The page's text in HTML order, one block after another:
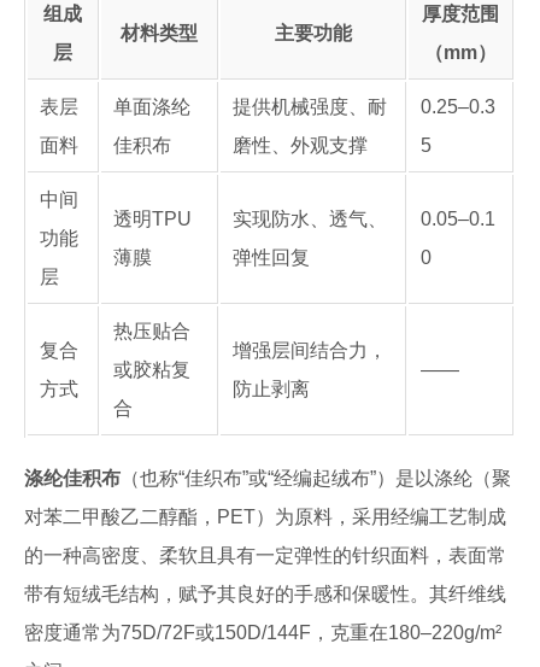
组成
层
材料类型 主要功能
厚度范围
（mm）
表层
面料
单面涤纶
佳积布
提供机械强度、耐
磨性、外观支撑
0.25–0.3
5
中间
功能
层
透明TPU
薄膜
实现防水、透气、
弹性回复
0.05–0.1
0
复合
方式
热压贴合
或胶粘复
合
增强层间结合力，
防止剥离
——
涤纶佳积布 （也称“佳织布”或“经编起绒布”）是以涤纶（聚
对苯二甲酸乙二醇酯，PET）为原料，采用经编工艺制成
的一种高密度、柔软且具有一定弹性的针织面料，表面常
带有短绒毛结构，赋予其良好的手感和保暖性。其纤维线
密度通常为75D/72F或150D/144F，克重在180–220g/m²